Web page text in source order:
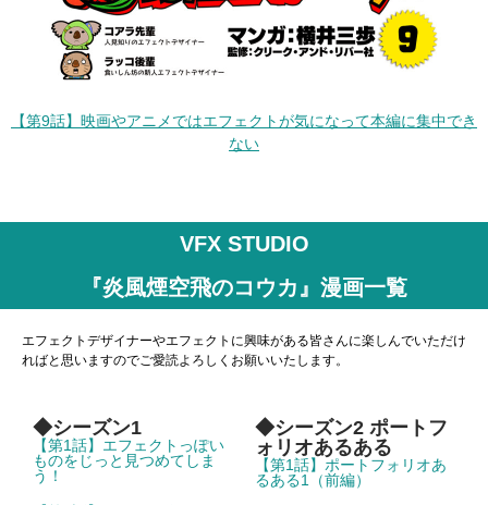
【第9話】映画やアニメではエフェクトが気になって本編に集中でき
ない
VFX STUDIO
『炎風煙空飛のコウカ』漫画一覧
エフェクトデザイナーやエフェクトに興味がある皆さんに楽しんでいただけ
ればと思いますのでご愛読よろしくお願いいたします。
◆シーズン1
【第1話】エフェクトっぽい
ものをじっと見つめてしま
う！
◆シーズン2 ポートフ
ォリオあるある
【第1話】ポートフォリオあ
るある1（前編）